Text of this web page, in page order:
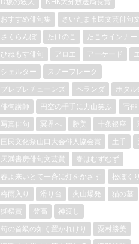
おすすめ俳句集
さいたま市民文芸俳句
さくらんぼ
たけのこ
たこウインナー
ひねもす俳句
アロエ アーケード
シェルター
スノーフレーク
プレプレチューンズ
ベランダ ホタル
俳句講師
円空の千手に力山笑ふ
写俳
写真俳句
冥界へ 勝美 十条銀座
国民文化祭山口大会俳人協会賞
土手
天満書房俳句文芸賞
春はむずむず
春よ来いとて一斉に灯をかざす
松ぼくり
梅雨入り
滑り台 火山爆発 猫の墓
獺祭賞
登高
神渡し
筍の首級の如く置かれけり
粟村勝美